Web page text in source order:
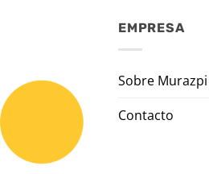
EMPRESA
Sobre Murazpi
Contacto